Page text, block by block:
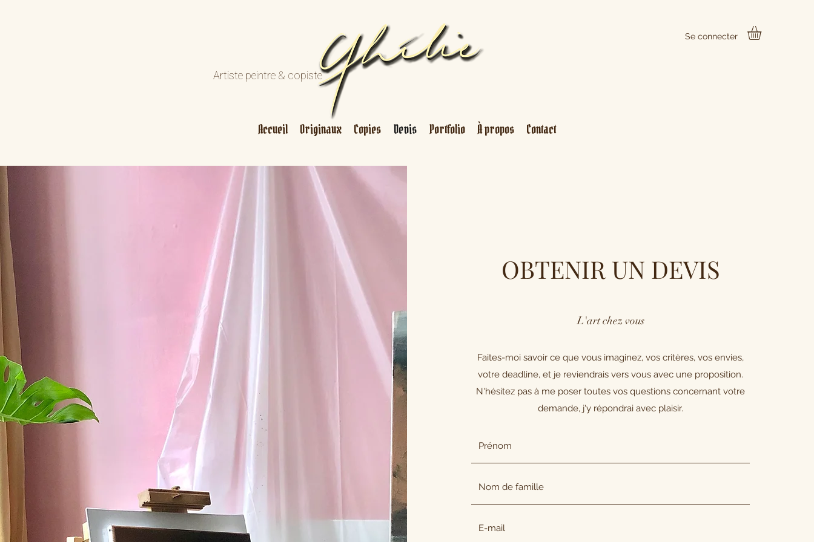
Se connecter
Artiste peintre & copiste
Accueil Originaux Copies Devis Portfolio À propos Contact
OBTENIR UN DEVIS
L'art chez vous
Faites-moi savoir ce que vous imaginez, vos critères, vos envies,
votre deadline, et je reviendrais vers vous avec une proposition.
N'hésitez pas à me poser toutes vos questions concernant votre
demande, j'y répondrai avec plaisir.